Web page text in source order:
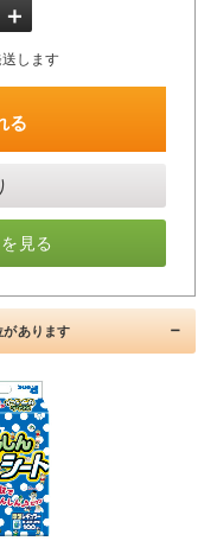
＋
します
る
見る
があります